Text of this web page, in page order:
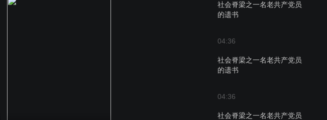
社会脊梁之一名老共产党员
的遗书
04:36
社会脊梁之一名老共产党员
的遗书
04:36
社会脊梁之一名老共产党员